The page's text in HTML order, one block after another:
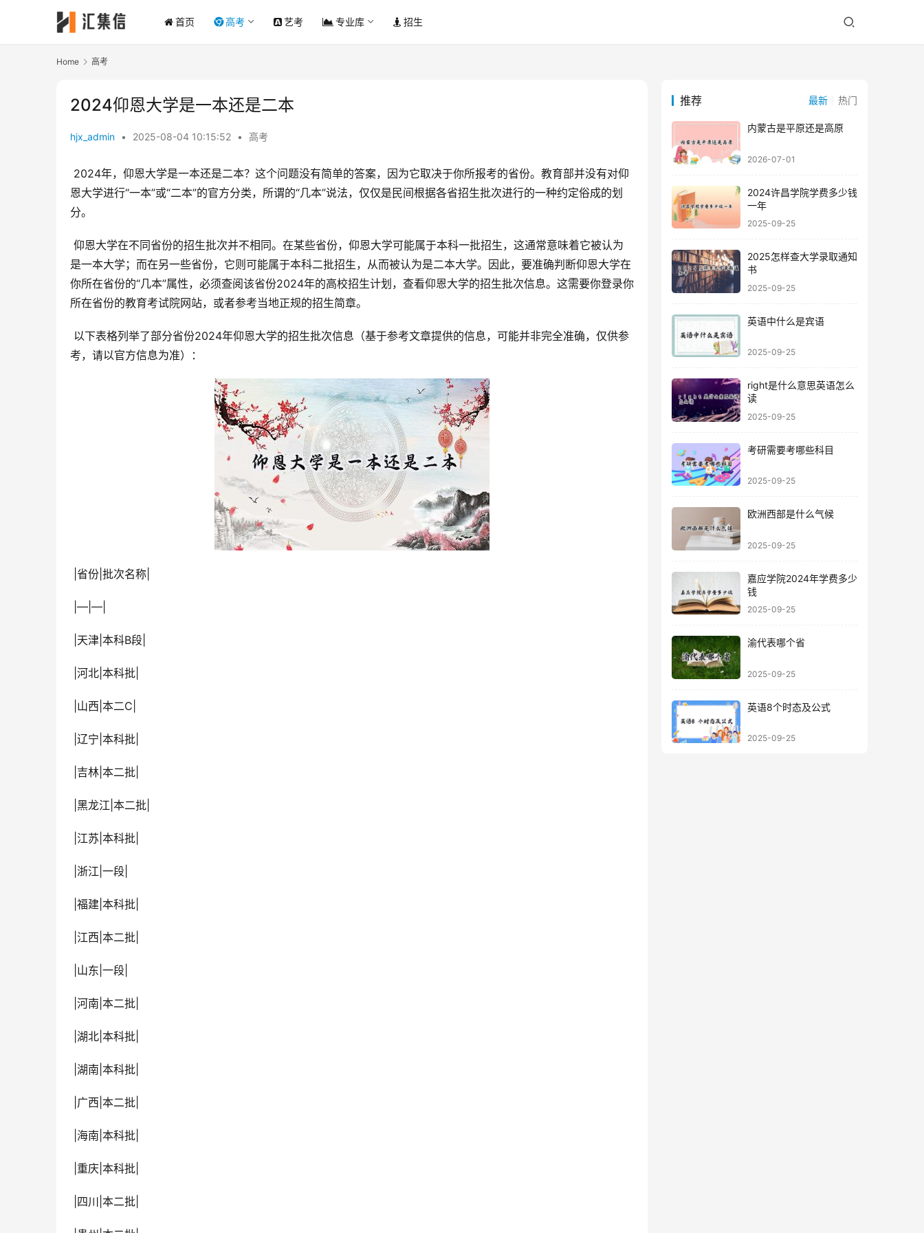
首页 高考 艺考 专业库 招生
Home 高考
2024仰恩大学是一本还是二本
hjx_admin • 2025-08-04 10:15:52 • 高考
恩大学进行“一本”或“二本”的官方分类，所谓的“几本”说法，仅仅是民间根据各省招生批次进行的一种约定俗成的划
分。
是一本大学；而在另一些省份，它则可能属于本科二批招生，从而被认为是二本大学。因此，要准确判断仰恩大学在
你所在省份的“几本”属性，必须查阅该省份2024年的高校招生计划，查看仰恩大学的招生批次信息。这需要你登录你
所在省份的教育考试院网站，或者参考当地正规的招生简章。
考，请以官方信息为准）：
|省份|批次名称|
|—|—|
|天津|本科B段|
|河北|本科批|
|山西|本二C|
|辽宁|本科批|
|吉林|本二批|
|黑龙江|本二批|
|江苏|本科批|
|浙江|一段|
|福建|本科批|
|江西|本二批|
|山东|一段|
|河南|本二批|
|湖北|本科批|
|湖南|本科批|
|广西|本二批|
|海南|本科批|
|重庆|本科批|
|四川|本二批|
推荐 最新 热门
内蒙古是平原还是高原
2026-07-01
2024许昌学院学费多少钱
一年
2025-09-25
2025怎样查大学录取通知
书
2025-09-25
英语中什么是宾语
2025-09-25
right是什么意思英语怎么
读
2025-09-25
考研需要考哪些科目
2025-09-25
欧洲西部是什么气候
2025-09-25
嘉应学院2024年学费多少
钱
2025-09-25
渝代表哪个省
2025-09-25
英语8个时态及公式
2025-09-25